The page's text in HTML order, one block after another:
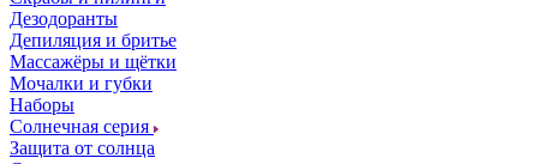
Дезодоранты
Депиляция и бритье
Массажёры и щётки
Мочалки и губки
Наборы
Солнечная серия
Защита от солнца